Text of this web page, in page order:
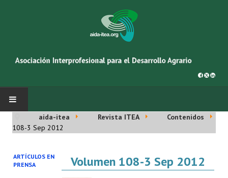
INICIO
Asociación AIDA
aida-itea Revista ITEA
Contenidos
108-3 Sep 2012
ARTÍCULOS EN
PRENSA
Volumen 108-3 Sep 2012